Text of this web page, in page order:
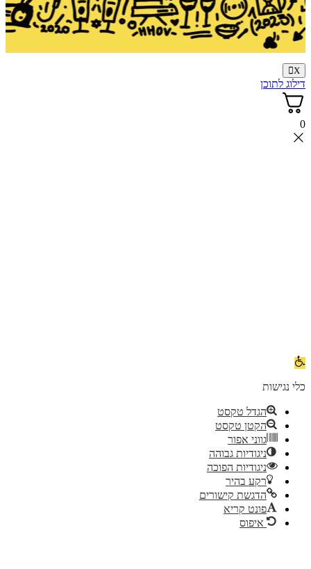
לתוכן
נגישות
הגדל טקסט
הקטן טקסט
גווני אפור
ניגודיות גבוהה
ניגודיות הפוכה
רקע בהיר
הדגשת קישורים
פונט קריא
איפוס